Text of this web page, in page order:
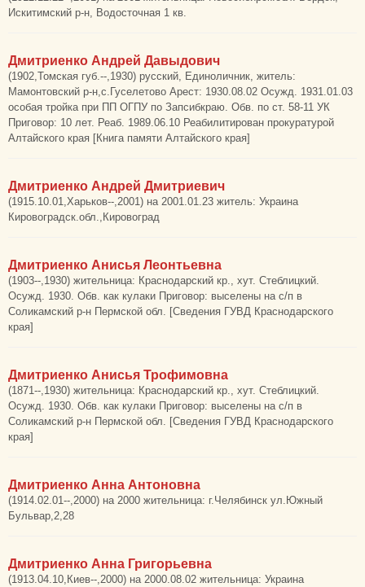
Искитимский р-н, Водосточная 1 кв.
Дмитриенко Андрей Давыдович
(1902,Томская губ.--,1930) русский, Единоличник, житель:
Мамонтовский р-н,с.Гуселетово Арест: 1930.08.02 Осужд. 1931.01.03
особая тройка при ПП ОГПУ по Запсибкраю. Обв. по ст. 58-11 УК
Приговор: 10 лет. Реаб. 1989.06.10 Реабилитирован прокуратурой
Алтайского края [Книга памяти Алтайского края]
Дмитриенко Андрей Дмитриевич
(1915.10.01,Харьков--,2001) на 2001.01.23 житель: Украина
Кировоградск.обл.,Кировоград
Дмитриенко Анисья Леонтьевна
(1903--,1930) жительница: Краснодарский кр., хут. Стеблицкий.
Осужд. 1930. Обв. как кулаки Приговор: выселены на с/п в
Соликамский р-н Пермской обл. [Сведения ГУВД Краснодарского
края]
Дмитриенко Анисья Трофимовна
(1871--,1930) жительница: Краснодарский кр., хут. Стеблицкий.
Осужд. 1930. Обв. как кулаки Приговор: выселены на с/п в
Соликамский р-н Пермской обл. [Сведения ГУВД Краснодарского
края]
Дмитриенко Анна Антоновна
(1914.02.01--,2000) на 2000 жительница: г.Челябинск ул.Южный
Бульвар,2,28
Дмитриенко Анна Григорьевна
(1913.04.10,Киев--,2000) на 2000.08.02 жительница: Украина